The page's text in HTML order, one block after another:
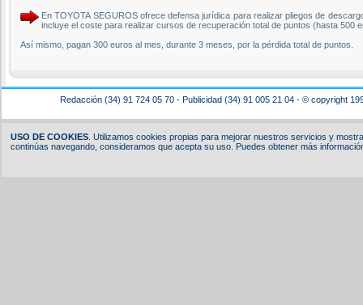
En TOYOTA SEGUROS ofrece defensa jurídica para realizar pliegos de
incluye el coste para realizar cursos de recuperación total de puntos (hasta 500
Así mismo, pagan 300 euros al mes, durante 3 meses, por la pérdida total de puntos.
Redacción (34) 91 724 05 70 - Publicidad (34) 91 005 21 04 - © copyright
USO DE COOKIES. Utilizamos cookies propias para mejorar nuestros servicios y
continúas navegando, consideramos que acepta su uso. Puedes obtener más